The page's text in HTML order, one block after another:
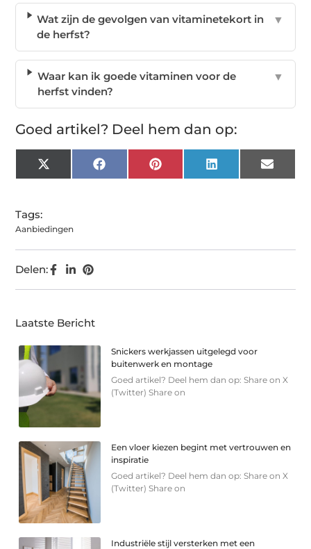
Wat zijn de gevolgen van vitaminetekort in
de herfst?
▼
Waar kan ik goede vitaminen voor de
herfst vinden?
▼
Goed artikel? Deel hem dan op:
X
(Twitter)
FacebookPinterest LinkedIn Email
Tags:
Aanbiedingen
Delen:
Laatste Bericht
Snickers werkjassen uitgelegd voor
buitenwerk en montage
Goed artikel? Deel hem dan op: Share on X
(Twitter) Share on
Een vloer kiezen begint met vertrouwen en
inspiratie
Goed artikel? Deel hem dan op: Share on X
(Twitter) Share on
Industriële stijl versterken met een